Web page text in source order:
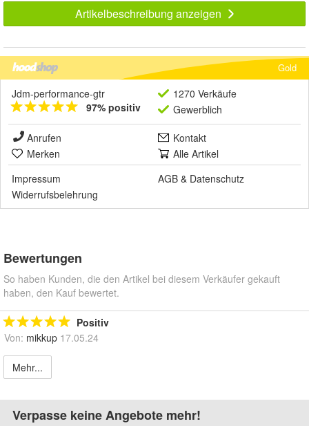
Artikelbeschreibung anzeigen
Gold
Jdm-performance-gtr
97% positiv
1270 Verkäufe
Gewerblich
Anrufen
Kontakt
Merken
Alle Artikel
Impressum
AGB & Datenschutz
Widerrufsbelehrung
Bewertungen
So haben Kunden, die den Artikel bei diesem Verkäufer gekauft
haben, den Kauf bewertet.
Positiv
Von: mikkup 17.05.24
Mehr...
Verpasse keine Angebote mehr!